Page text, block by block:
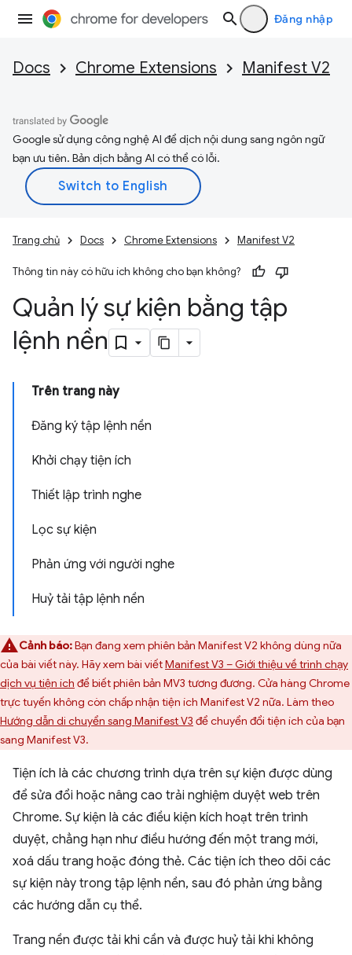
Đăng nhập
Docs Chrome Extensions Manifest V2
Google sử dụng công nghệ AI để dịch nội dung sang ngôn ngữ
bạn ưu tiên. Bản dịch bằng AI có thể có lỗi.
Trang chủ Docs Chrome Extensions Manifest V2
Thông tin này có hữu ích không cho bạn không?
Quản lý sự kiện bằng tập
lệnh nền
Trên trang này
Đăng ký tập lệnh nền
Khởi chạy tiện ích
Thiết lập trình nghe
Lọc sự kiện
Phản ứng với người nghe
Huỷ tải tập lệnh nền
Cảnh báo:Bạn đang xem phiên bản Manifest V2 không dùng nữa
của bài viết này. Hãy xem bài viếtManifest V3 – Giới thiệu về trình chạy
dịch vụ tiện ích để biết phiên bản MV3 tương đương. Cửa hàng Chrome
trực tuyến không còn chấp nhận tiện ích Manifest V2 nữa. Làm theo
Hướng dẫn di chuyển sang Manifest V3 để chuyển đổi tiện ích của bạn
sang Manifest V3.
Tiện ích là các chương trình dựa trên sự kiện được dùng
để sửa đổi hoặc nâng cao trải nghiệm duyệt web trên
Chrome. Sự kiện là các điều kiện kích hoạt trên trình
duyệt, chẳng hạn như điều hướng đến một trang mới,
xoá dấu trang hoặc đóng thẻ. Các tiện ích theo dõi các
sự kiện này trong tập lệnh nền, sau đó phản ứng bằng
các hướng dẫn cụ thể.
Trang nền được tải khi cần và được huỷ tải khi không